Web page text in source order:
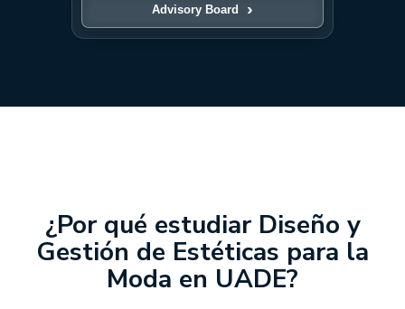
Advisory Board
¿Por qué estudiar Diseño y
Gestión de Estéticas para la
Moda en UADE?